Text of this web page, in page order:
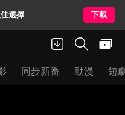
選擇 下載
同步新番 動漫 短